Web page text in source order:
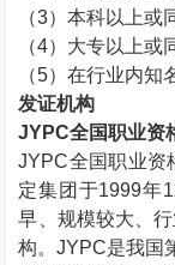
（3）本科以上或
（4）大专以上或
（5）在行业内知
发证机构
JYPC全国职业资
JYPC全国职业资
定集团于1999年
早、规模较大、
构。JYPC是我国